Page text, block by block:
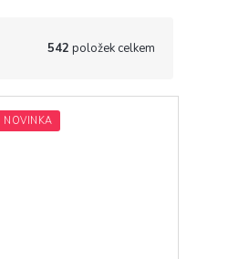
542 položek celkem
NOVINKA